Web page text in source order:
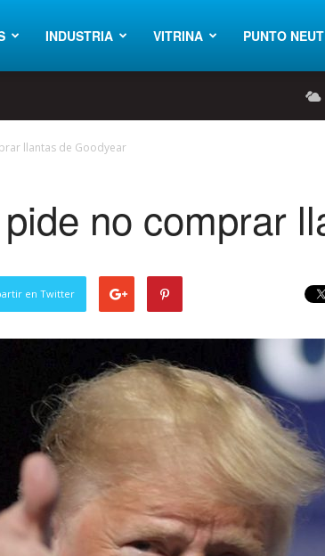
INDUSTRIA VITRINA PUNTO
llantas de Goodyear
no comprar
en Twitter